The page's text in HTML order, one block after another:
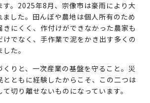
す。2025年8月、宗像市は豪雨により大
ました。田んぼや農地は個人所有のため
きにくく、作付けができなかった農家も
けでなく、手作業で泥をかき出す多くの
た。
りと、一次産業の基盤を守ること。災
とともに経験したからこそ、この二つは
切り離せないものになっています。